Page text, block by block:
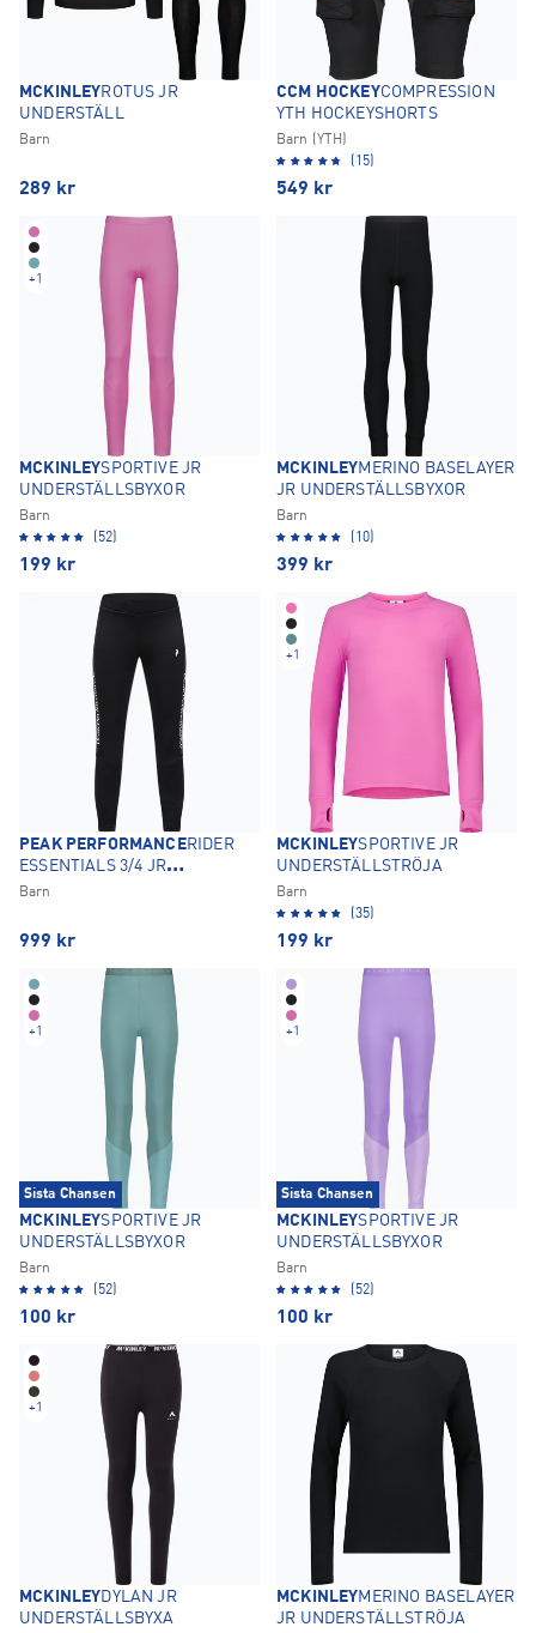
MCKINLEYROTUS JR
UNDERSTÄLL
Barn
289 kr
CCM HOCKEYCOMPRESSION
YTH HOCKEYSHORTS
Barn (YTH)
(15)
549 kr
+1
MCKINLEYSPORTIVE JR
UNDERSTÄLLSBYXOR
Barn
(52)
199 kr
MCKINLEYMERINO BASELAYER
JR UNDERSTÄLLSBYXOR
Barn
(10)
399 kr
PEAK PERFORMANCERIDER
ESSENTIALS 3/4 JR
UNDERSTÄLLSBYXOR
Barn
999 kr
+1
MCKINLEYSPORTIVE JR
UNDERSTÄLLSTRÖJA
Barn
(35)
199 kr
+1
Sista Chansen
MCKINLEYSPORTIVE JR
UNDERSTÄLLSBYXOR
Barn
(52)
100 kr
+1
Sista Chansen
MCKINLEYSPORTIVE JR
UNDERSTÄLLSBYXOR
Barn
(52)
100 kr
+1
MCKINLEYDYLAN JR
UNDERSTÄLLSBYXA
MCKINLEYMERINO BASELAYER
JR UNDERSTÄLLSTRÖJA